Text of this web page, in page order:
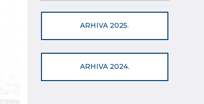
ARHIVA 2025.
ARHIVA 2024.